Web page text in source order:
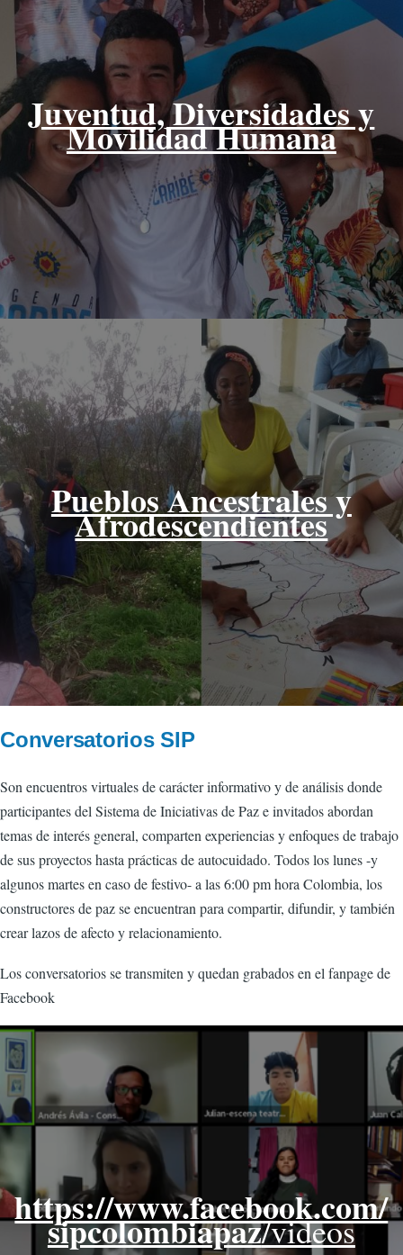
Juventud, Diversidades y
Movilidad Humana
Pueblos Ancestrales y
Afrodescendientes
Conversatorios SIP
Son encuentros virtuales de carácter informativo y de análisis donde
participantes del Sistema de Iniciativas de Paz e invitados abordan
temas de interés general, comparten experiencias y enfoques de trabajo
de sus proyectos hasta prácticas de autocuidado. Todos los lunes -y
algunos martes en caso de festivo- a las 6:00 pm hora Colombia, los
constructores de paz se encuentran para compartir, difundir, y también
crear lazos de afecto y relacionamiento.
Los conversatorios se transmiten y quedan grabados en el fanpage de
Facebook
https://www.facebook.com/
sipcolombiapaz/videos